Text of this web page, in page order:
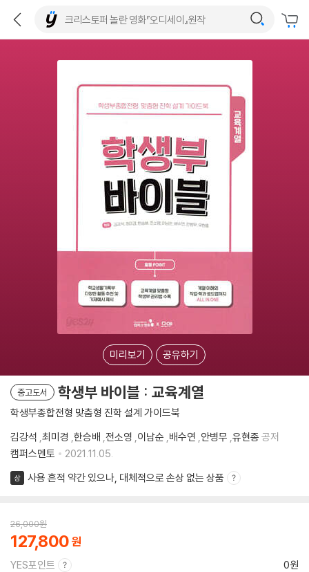
미리보기 공유하기
중고도서 학생부 바이블 : 교육계열
학생부종합전형 맞춤형 진학 설계 가이드북
김강석 ,최미경 ,한승배 ,전소영 ,이남순 ,배수연 ,안병무 ,유현종 공저
캠퍼스멘토
2021.11.05.
상 사용 흔적 약간 있으나, 대체적으로 손상 없는 상품
26,000원
127,800
YES포인트 0원